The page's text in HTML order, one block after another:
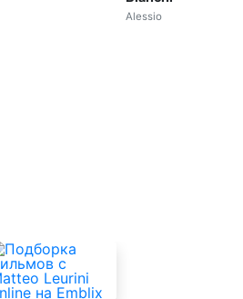
Leurini
Manager